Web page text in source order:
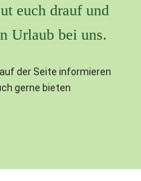
euch drauf und
Urlaub bei uns.
der Seite informieren
gerne bieten